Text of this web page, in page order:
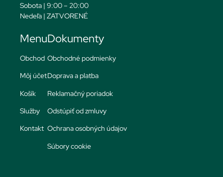
Sobota | 9:00 – 20:00
Nedeľa | ZATVORENÉ
Menu
Obchod
Môj účet
Košík
Služby
Kontakt
Dokumenty
Obchodné podmienky
Doprava a platba
Reklamačný poriadok
Odstúpiť od zmluvy
Ochrana osobných údajov
Súbory cookie